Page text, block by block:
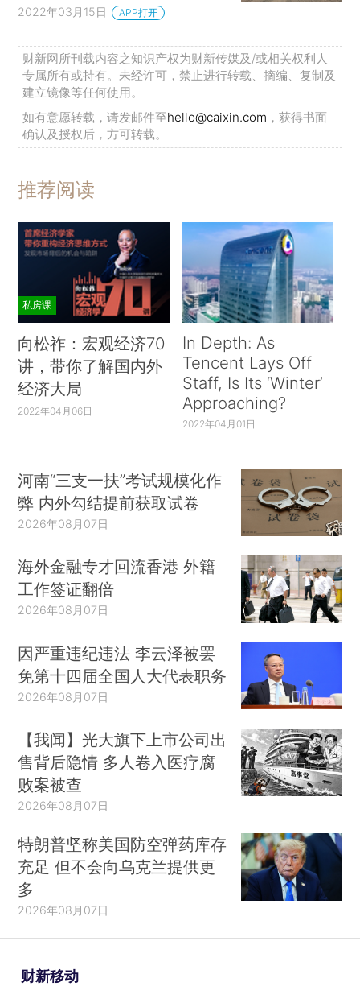
2022年03月15日 APP打开
财新网所刊载内容之知识产权为财新传媒及/或相关权利人
专属所有或持有。未经许可，禁止进行转载、摘编、复制及
建立镜像等任何使用。
如有意愿转载，请发邮件至hello@caixin.com ，获得书面
确认及授权后，方可转载。
推荐阅读
私房课
向松祚：宏观经济70
讲，带你了解国内外
经济大局
2022年04月06日
In Depth: As
Tencent Lays Off
Staff, Is Its ‘Winter’
Approaching?
2022年04月01日
河南“三支一扶”考试规模化作
弊 内外勾结提前获取试卷
2026年08月07日
海外金融专才回流香港 外籍
工作签证翻倍
2026年08月07日
因严重违纪违法 李云泽被罢
免第十四届全国人大代表职务
2026年08月07日
【我闻】光大旗下上市公司出
售背后隐情 多人卷入医疗腐
败案被查
2026年08月07日
特朗普坚称美国防空弹药库存
充足 但不会向乌克兰提供更
多
2026年08月07日
财新移动